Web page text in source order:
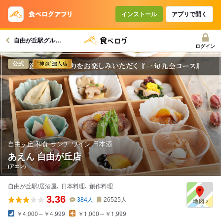
インストール アプリで開く
自由が丘駅グルメへ
ログイン
公式
自由ヶ丘 和食 ランチ ワイン 日本酒
あえん 自由が丘店
(アエン)
自由が丘駅/居酒屋､ 日本料理､ 創作料理
3.36 384人 26525 人
￥4,000～￥4,999 ￥1,000～￥1,999
コースで使えるクーポン
戻る
クーポンを利用せず予約する